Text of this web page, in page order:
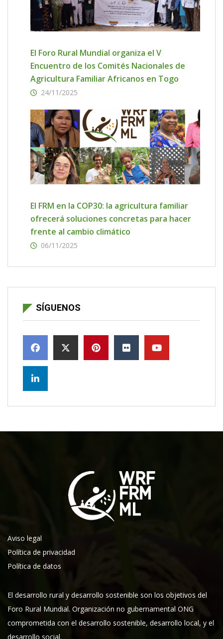
El Foro Rural Mundial organiza el V
Encuentro de los Comités Nacionales de
Agricultura Familiar Africanos en Togo
24/11/2025
El FRM en la COP30: la agricultura familiar
ofrecerá soluciones concretas para hacer
frente al cambio climático
06/11/2025
SÍGUENOS
Aviso legal
Política de privacidad
Política de datos
El desarrollo rural y desarrollo sostenible son los objetivos del
Foro Rural Mundial. Organización no gubernamental ONG
comprometida con el desarrollo sostenible, desarrollo local, y el
desarrollo social.